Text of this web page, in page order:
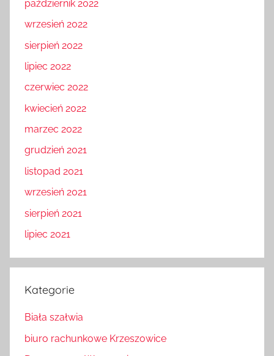
październik 2022
wrzesień 2022
sierpień 2022
lipiec 2022
czerwiec 2022
kwiecień 2022
marzec 2022
grudzień 2021
listopad 2021
wrzesień 2021
sierpień 2021
lipiec 2021
Kategorie
Biała szałwia
biuro rachunkowe Krzeszowice